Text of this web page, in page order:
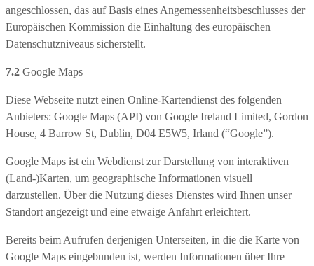
angeschlossen, das auf Basis eines Angemessenheitsbeschlusses der
Europäischen Kommission die Einhaltung des europäischen
Datenschutzniveaus sicherstellt.
7.2 Google Maps
Diese Webseite nutzt einen Online-Kartendienst des folgenden
Anbieters: Google Maps (API) von Google Ireland Limited, Gordon
House, 4 Barrow St, Dublin, D04 E5W5, Irland (“Google”).
Google Maps ist ein Webdienst zur Darstellung von interaktiven
(Land-)Karten, um geographische Informationen visuell
darzustellen. Über die Nutzung dieses Dienstes wird Ihnen unser
Standort angezeigt und eine etwaige Anfahrt erleichtert.
Bereits beim Aufrufen derjenigen Unterseiten, in die die Karte von
Google Maps eingebunden ist, werden Informationen über Ihre